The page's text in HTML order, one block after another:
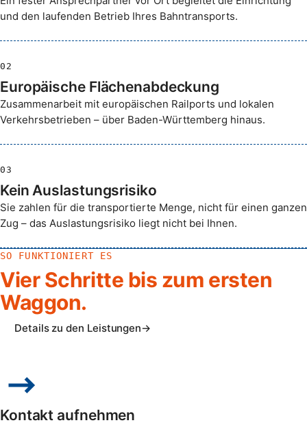
und den laufenden Betrieb Ihres Bahntransports.
02
Europäische Flächenabdeckung
Zusammenarbeit mit europäischen Railports und lokalen
Verkehrsbetrieben – über Baden-Württemberg hinaus.
03
Kein Auslastungsrisiko
Sie zahlen für die transportierte Menge, nicht für einen ganzen
Zug – das Auslastungsrisiko liegt nicht bei Ihnen.
SO FUNKTIONIERT ES
Vier Schritte bis zum ersten
Waggon.
Details zu den Leistungen
Kontakt aufnehmen